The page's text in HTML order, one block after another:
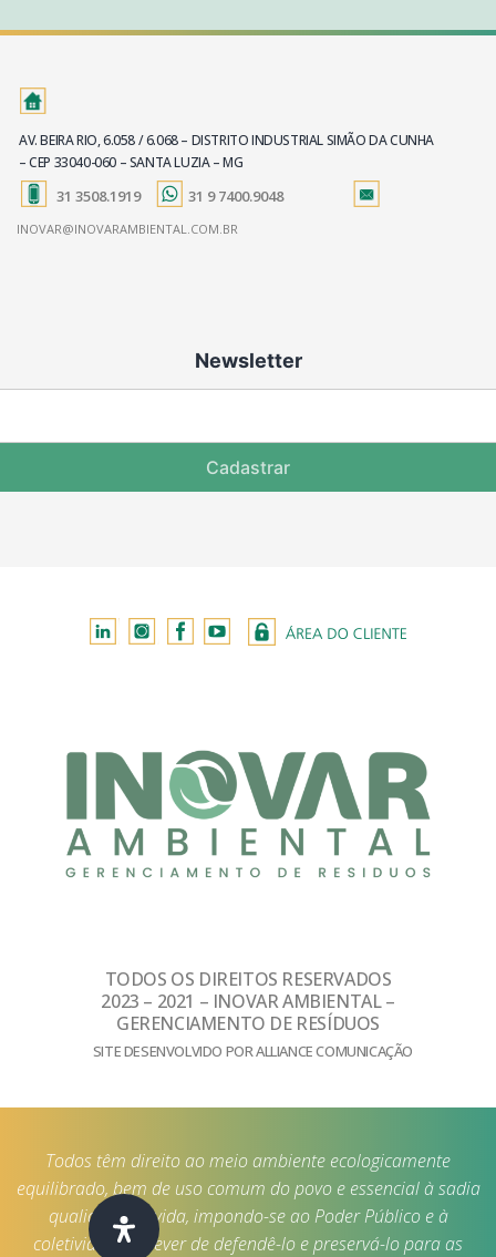
AV. BEIRA RIO, 6.058 / 6.068 – DISTRITO INDUSTRIAL SIMÃO DA CUNHA
– CEP 33040-060 – SANTA LUZIA – MG
31 3508.1919 31 9 7400.9048
INOVAR@INOVARAMBIENTAL.COM.BR
Newsletter
Cadastrar
TODOS OS DIREITOS RESERVADOS
2023 – 2021 – INOVAR AMBIENTAL –
GERENCIAMENTO DE RESÍDUOS
SITE DESENVOLVIDO POR ALLIANCE COMUNICAÇÃO
Todos têm direito ao meio ambiente ecologicamente
equilibrado, bem de uso comum do povo e essencial à sadia
qualidade de vida, impondo-se ao Poder Público e à
coletividade o dever de defendê-lo e preservá-lo para as